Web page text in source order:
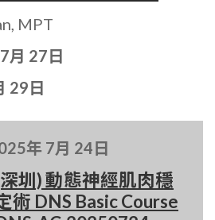
MPT
月 27日
29日
年 7月 24日
圳) 動態神經肌肉穩
術 DNS Basic Course